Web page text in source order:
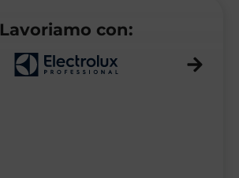
Lavoriamo con: